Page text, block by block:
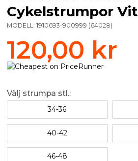
Cykelstrumpor Vit
MODELL: 1910693-900999 (64028)
120,00 kr
Välj strumpa stl.:
34-36
40-42
46-48